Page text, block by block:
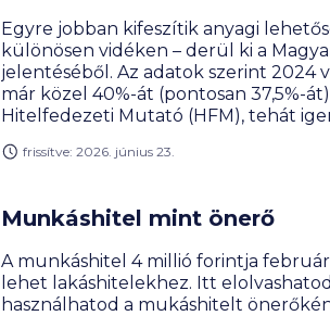
Egyre jobban kifeszítik anyagi
különösen vidéken – derül ki a
jelentéséből. Az adatok szerint
már közel 40%-át (pontosan 37,5%-
Hitelfedezeti Mutató (HFM), tehát
magyarok? A válasz továbbra is a
frissítve: 2026. június 23.
Munkáshitel mint önerő
A munkáshitel 4 millió forintja
lehet lakáshitelekhez. Itt
használhatod a mukáshitelt